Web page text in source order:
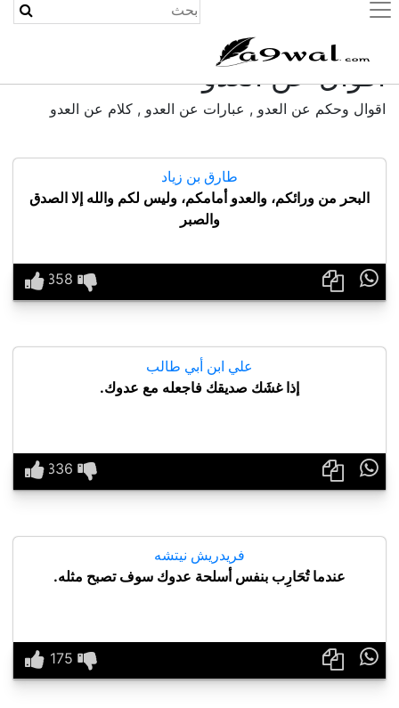
(current)
أقوال عن العدو
اقوال وحكم عن العدو , عبارات عن العدو , كلام عن العدو
طارق بن زياد
البحر من ورائكم، والعدو أمامكم، وليس لكم والله إلا الصدق
والصبر

علي ابن أبي طالب
إذا غشَك صديقك فاجعله مع عدوك.

فريدريش نيتشه
عندما تُحَارِب بنفس أسلحة عدوك سوف تصبح مثله.
